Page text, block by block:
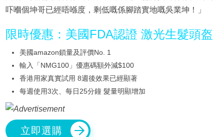
吓嗰個坤哥已經唔喺度，剩低嘅係腳踏實地嘅吳業坤！」
限時優惠：美國FDA認證 激光生髮頭盔
美國amazon鎖量及評價No. 1
輸入「NMG100」優惠碼額外減$100
香港用家真實試用 8週後效果已經顯著
每週使用3次、每日25分鐘 髮量明顯增加
立即選購